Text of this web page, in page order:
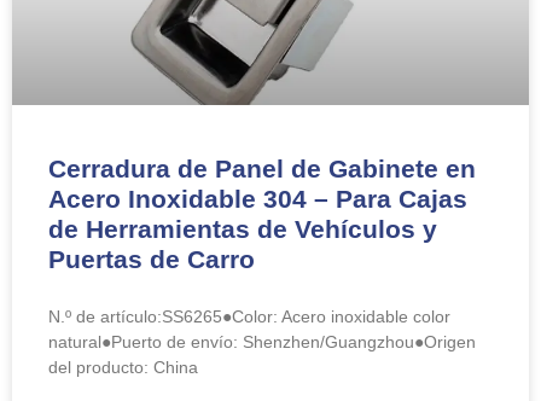
Cerradura de Panel de Gabinete en
Acero Inoxidable 304 – Para Cajas
de Herramientas de Vehículos y
Puertas de Carro
N.º de artículo:SS6265●Color: Acero inoxidable color
natural●Puerto de envío: Shenzhen/Guangzhou●Origen
del producto: China